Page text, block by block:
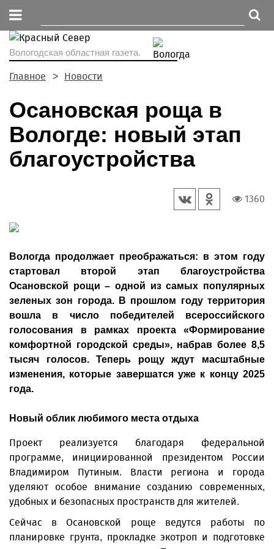
Вологодская областная газета.
Главное Новости
Осановская роща в
Вологде: новый этап
благоустройства
1360
Вологда продолжает преображаться: в этом году
стартовал второй этап благоустройства
Осановской рощи – одной из самых популярных
зеленых зон города. В прошлом году территория
вошла в число победителей всероссийского
голосования в рамках проекта «Формирование
комфортной городской среды», набрав более 8,5
тысяч голосов. Теперь рощу ждут масштабные
изменения, которые завершатся уже к концу 2025
года.
Новый облик любимого места отдыха
Проект реализуется благодаря федеральной
программе, инициированной президентом России
Владимиром Путиным. Власти региона и города
уделяют особое внимание созданию современных,
удобных и безопасных пространств для жителей.
Сейчас в Осановской роще ведутся работы по
планировке грунта, прокладке экотроп и подготовке